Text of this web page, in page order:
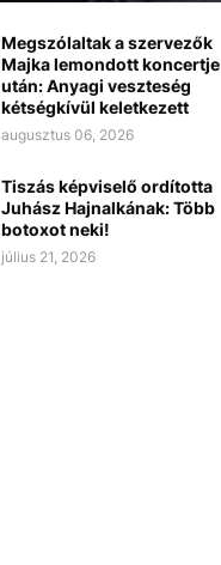
Megszólaltak a szervezők
Majka lemondott koncertje
után: Anyagi veszteség
kétségkívül keletkezett
augusztus 06, 2026
Tiszás képviselő ordította
Juhász Hajnalkának: Több
botoxot neki!
július 21, 2026